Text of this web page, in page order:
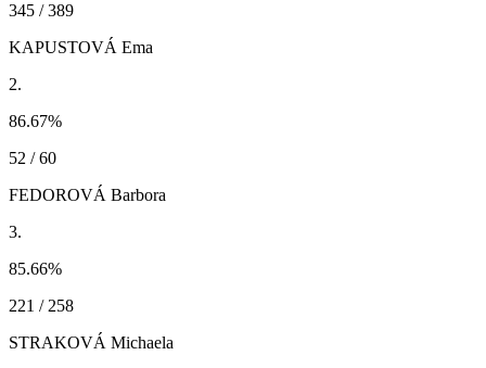
345 / 389
KAPUSTOVÁ Ema
2.
86.67%
52 / 60
FEDOROVÁ Barbora
3.
85.66%
221 / 258
STRAKOVÁ Michaela